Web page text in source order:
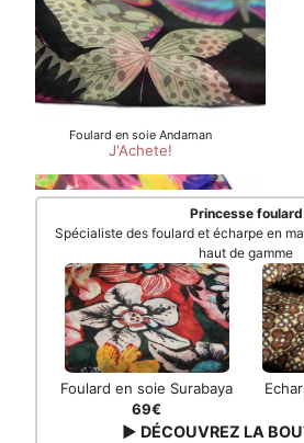
Princesse foulard
Spécialiste des foulard et écharpe en
haut de gamme
Foulard en soie Surabaya
69€
▶ DÉCOUVREZ LA